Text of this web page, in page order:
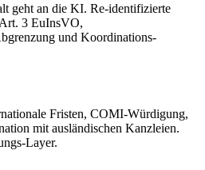
geht an die KI. Re-identifizierte
3 EuInsVO,
und Koordinations-
Fristen, COMI-Würdigung,
mit ausländischen Kanzleien.
Layer.